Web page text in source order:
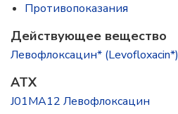
Противопоказания
Действующее вещество
Левофлоксацин* (Levofloxacin*)
ATX
J01MA12 Левофлоксацин